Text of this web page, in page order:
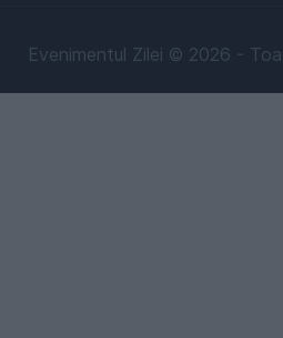
Evenimentul Zilei © 2026 -